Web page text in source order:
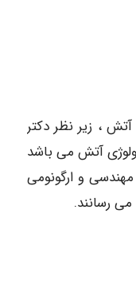
، زیر نظر دکتر
آتش می باشد
و ارگونومی
رسانند.